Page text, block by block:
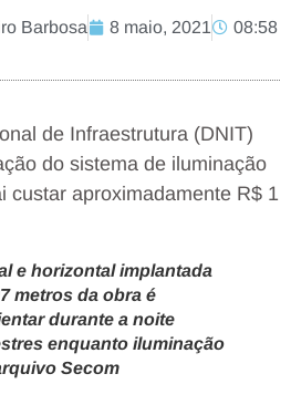
Barbosa 8 maio, 2021 08:58
de Infraestrutura (DNIT)
do sistema de iluminação
custar aproximadamente R$ 1
e horizontal implantada
metros da obra é
durante a noite
enquanto iluminação
Secom